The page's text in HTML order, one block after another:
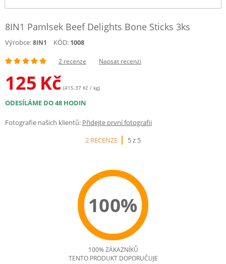
8IN1 Pamlsek Beef Delights Bone Sticks 3ks
Výrobce:8IN1 KÓD: 1008
2 recenze Napsat recenzi
125 Kč (415.37 Kč / kg)
ODESÍLÁME DO 48 HODIN
Fotografie našich klientů: Přidejte první fotografii
2 RECENZE
5 z 5
100%
100% ZÁKAZNÍKŮ
TENTO PRODUKT DOPORUČUJE